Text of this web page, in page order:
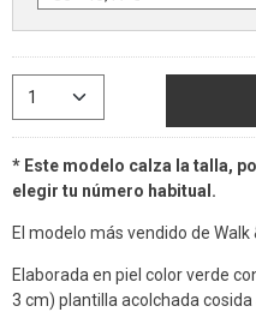
* Este modelo calza la talla,
elegir tu número habitual.
El modelo más vendido de Walk
Elaborada en piel color verde
3 cm) plantilla acolchada